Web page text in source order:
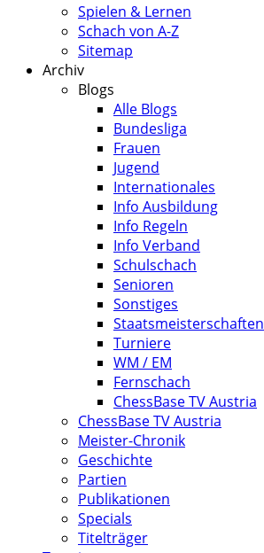
Spielen & Lernen
Schach von A-Z
Sitemap
Archiv
Blogs
Alle Blogs
Bundesliga
Frauen
Jugend
Internationales
Info Ausbildung
Info Regeln
Info Verband
Schulschach
Senioren
Sonstiges
Staatsmeisterschaften
Turniere
WM / EM
Fernschach
ChessBase TV Austria
ChessBase TV Austria
Meister-Chronik
Geschichte
Partien
Publikationen
Specials
Titelträger